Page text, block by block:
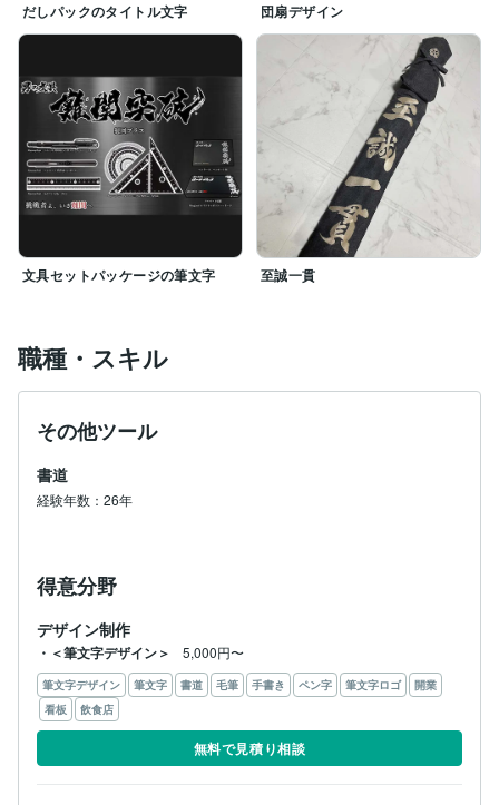
だしパックのタイトル文字 団扇デザイン
文具セットパッケージの筆文字 至誠一貫
職種・スキル
その他ツール
書道
経験年数：26年
得意分野
デザイン制作
・＜筆文字デザイン＞ 5,000円〜
筆文字デザイン 筆文字 書道 毛筆 手書き ペン字 筆文字ロゴ
開業
看板
飲食店
無料で見積り相談